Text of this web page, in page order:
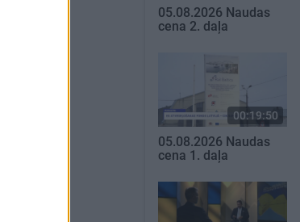
05.08.2026 Naudas
cena 2. daļa
00:19:50
05.08.2026 Naudas
cena 1. daļa